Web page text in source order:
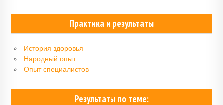
Практика и результаты
История здоровья
Народный опыт
Опыт специалистов
Результаты по теме: